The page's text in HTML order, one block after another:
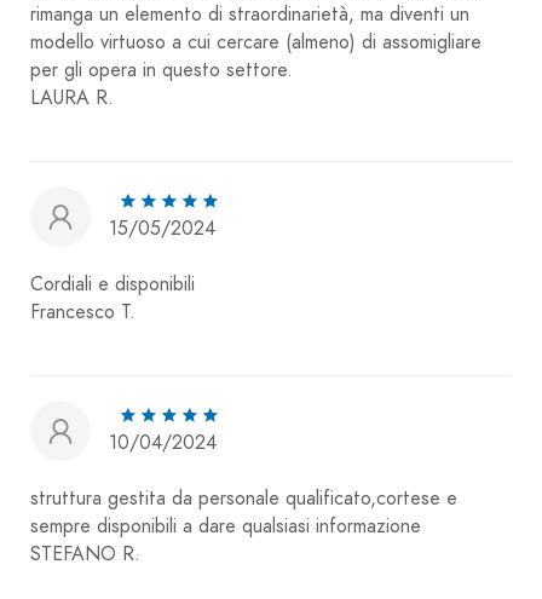
rimanga un elemento di straordinarietà, ma diventi un
modello virtuoso a cui cercare (almeno) di assomigliare
per gli opera in questo settore.
LAURA R.
15/05/2024
Cordiali e disponibili
Francesco T.
10/04/2024
struttura gestita da personale qualificato,cortese e
sempre disponibili a dare qualsiasi informazione
STEFANO R.